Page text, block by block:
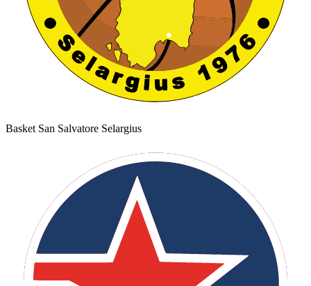
Basket San Salvatore Selargius